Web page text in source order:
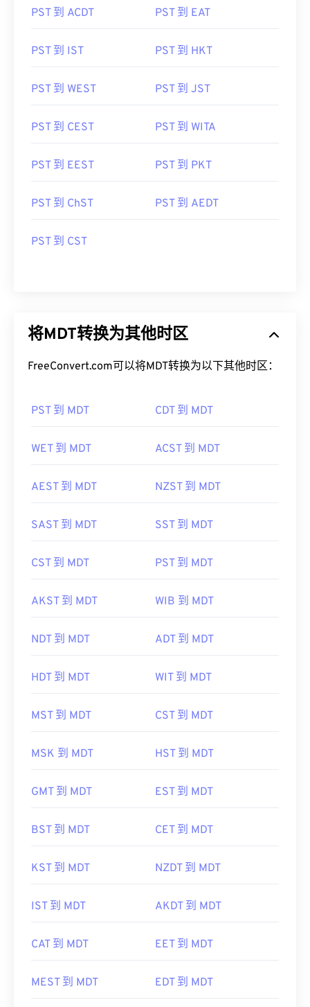
PST 到 ACDT PST 到 EAT
PST 到 IST PST 到 HKT
PST 到 WEST PST 到 JST
PST 到 CEST PST 到 WITA
PST 到 EEST PST 到 PKT
PST 到 ChST PST 到 AEDT
PST 到 CST
将MDT转换为其他时区
FreeConvert.com可以将MDT转换为以下其他时区：
PST 到 MDT CDT 到 MDT
WET 到 MDT ACST 到 MDT
AEST 到 MDT NZST 到 MDT
SAST 到 MDT SST 到 MDT
CST 到 MDT PST 到 MDT
AKST 到 MDT WIB 到 MDT
NDT 到 MDT ADT 到 MDT
HDT 到 MDT WIT 到 MDT
MST 到 MDT CST 到 MDT
MSK 到 MDT HST 到 MDT
GMT 到 MDT EST 到 MDT
BST 到 MDT CET 到 MDT
KST 到 MDT NZDT 到 MDT
IST 到 MDT AKDT 到 MDT
CAT 到 MDT EET 到 MDT
MEST 到 MDT EDT 到 MDT